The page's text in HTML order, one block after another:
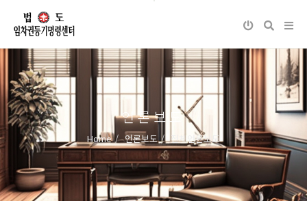
언론보도
Home 언론보도 전체언론보도